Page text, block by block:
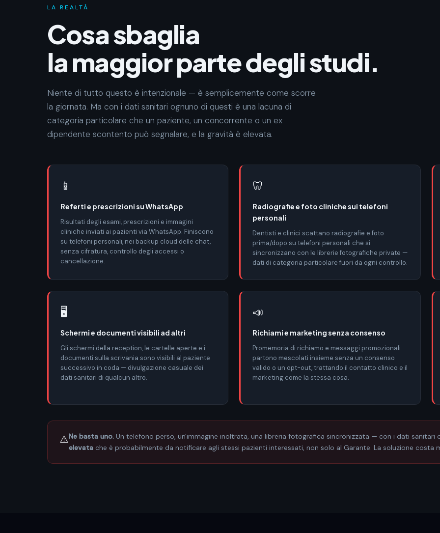
LA REALTÀ
Cosa sbaglia
la maggior parte degli studi.
Niente di tutto questo è intenzionale — è semplicemente come scorre
la giornata. Ma con i dati sanitari ognuno di questi è una lacuna di
categoria particolare che un paziente, un concorrente o un ex
dipendente scontento può segnalare, e la gravità è elevata.
📱
Referti e prescrizioni su WhatsApp
Risultati degli esami, prescrizioni e immagini
cliniche inviati ai pazienti via WhatsApp. Finiscono
su telefoni personali, nei backup cloud delle chat,
senza cifratura, controllo degli accessi o
cancellazione.
🦷
Radiografie e foto cliniche sui telefoni
personali
Dentisti e clinici scattano radiografie e foto
prima/dopo su telefoni personali che si
sincronizzano con le librerie fotografiche private —
dati di categoria particolare fuori da ogni controllo.
🖥️
Schermi e documenti visibili ad altri
Gli schermi della reception, le cartelle aperte e i
documenti sulla scrivania sono visibili al paziente
successivo in coda — divulgazione casuale dei
dati sanitari di qualcun altro.
📣
Richiami e marketing senza consenso
Promemoria di richiamo e messaggi promozionali
partono mescolati insieme senza un consenso
valido o un opt-out, trattando il contatto clinico e il
marketing come la stessa cosa.
⚠️Ne basta uno. Un telefono perso, un'immagine inoltrata, una libreria fotografica sincronizzata — con i dati sanitari
elevata che è probabilmente da notificare agli stessi pazienti interessati, non solo al Garante. La soluzione costa